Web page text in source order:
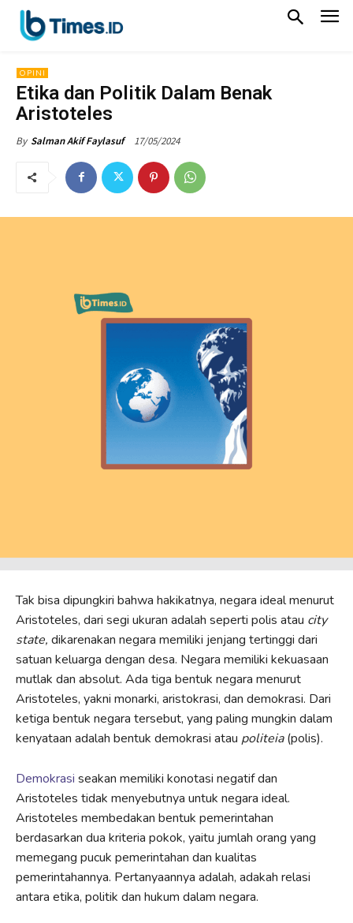
OPINI
Etika dan Politik Dalam Benak
Aristoteles
By Salman Akif Faylasuf 17/05/2024
Tak bisa dipungkiri bahwa hakikatnya, negara ideal menurut
Aristoteles, dari segi ukuran adalah seperti polis atau city
state, dikarenakan negara memiliki jenjang tertinggi dari
satuan keluarga dengan desa. Negara memiliki kekuasaan
mutlak dan absolut. Ada tiga bentuk negara menurut
Aristoteles, yakni monarki, aristokrasi, dan demokrasi. Dari
ketiga bentuk negara tersebut, yang paling mungkin dalam
kenyataan adalah bentuk demokrasi atau politeia(polis).
Demokrasi seakan memiliki konotasi negatif dan
Aristoteles tidak menyebutnya untuk negara ideal.
Aristoteles membedakan bentuk pemerintahan
berdasarkan dua kriteria pokok, yaitu jumlah orang yang
memegang pucuk pemerintahan dan kualitas
pemerintahannya. Pertanyaannya adalah, adakah relasi
antara etika, politik dan hukum dalam negara.